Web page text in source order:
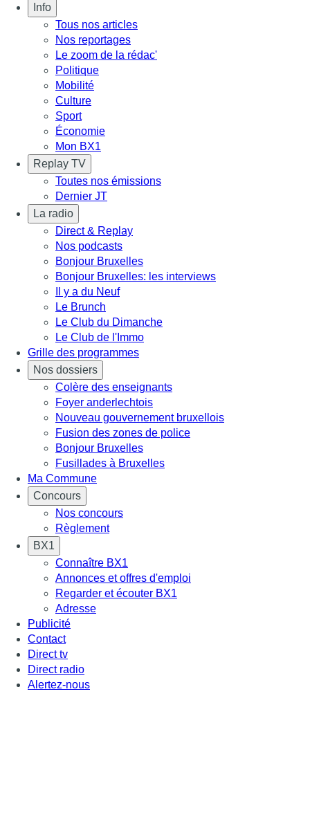
Info
Tous nos articles
Nos reportages
Le zoom de la rédac'
Politique
Mobilité
Culture
Sport
Économie
Mon BX1
Replay TV
Toutes nos émissions
Dernier JT
La radio
Direct & Replay
Nos podcasts
Bonjour Bruxelles
Bonjour Bruxelles: les interviews
Il y a du Neuf
Le Brunch
Le Club du Dimanche
Le Club de l'Immo
Grille des programmes
Nos dossiers
Colère des enseignants
Foyer anderlechtois
Nouveau gouvernement bruxellois
Fusion des zones de police
Bonjour Bruxelles
Fusillades à Bruxelles
Ma Commune
Concours
Nos concours
Règlement
BX1
Connaître BX1
Annonces et offres d'emploi
Regarder et écouter BX1
Adresse
Publicité
Contact
Direct tv
Direct radio
Alertez-nous